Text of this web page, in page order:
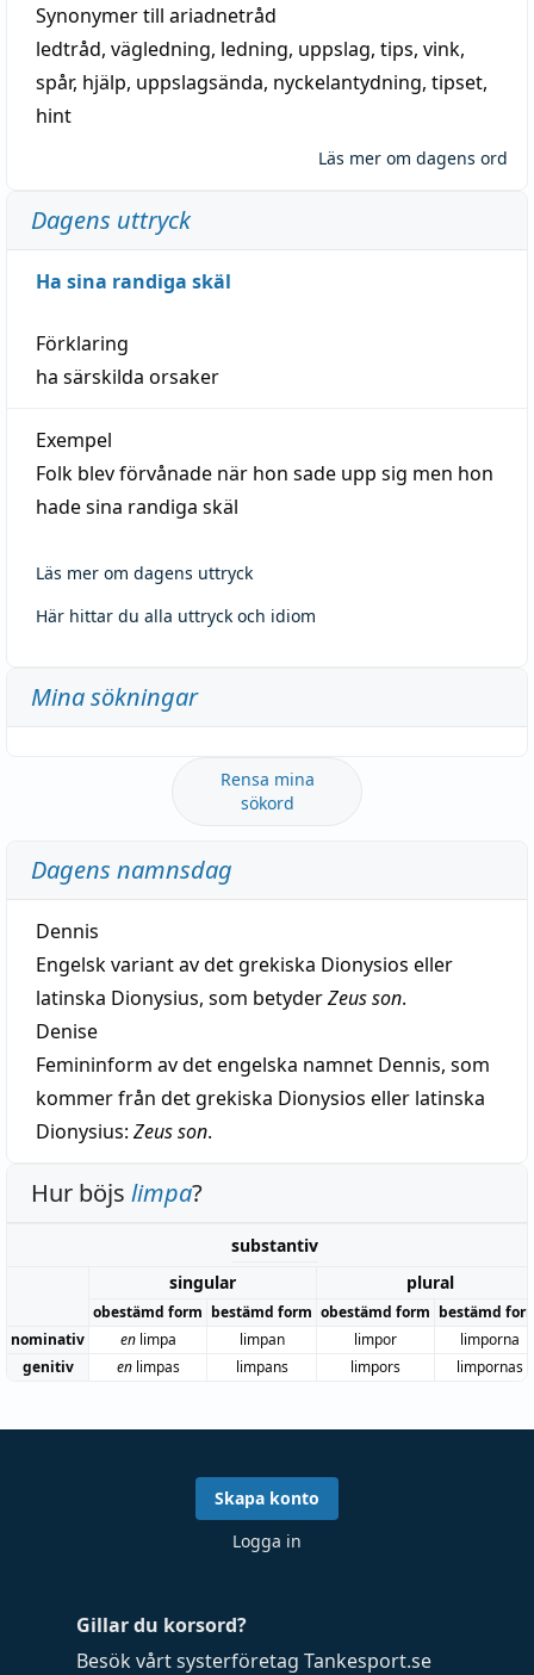
Synonymer till ariadnetråd
ledtråd, vägledning, ledning, uppslag, tips, vink,
spår, hjälp, uppslagsända, nyckelantydning, tipset,
hint
Läs mer om dagens ord
Dagens uttryck
Ha sina randiga skäl
Förklaring
ha särskilda orsaker
Exempel
Folk blev förvånade när hon sade upp sig men hon
hade sina randiga skäl
Läs mer om dagens uttryck
Här hittar du alla uttryck och idiom
Mina sökningar
Rensa mina
sökord
Dagens namnsdag
Dennis
Engelsk variant av det grekiska Dionysios eller
latinska Dionysius, som betyderZeus son.
Denise
Femininform av det engelska namnet Dennis, som
kommer från det grekiska Dionysios eller latinska
Dionysius: Zeus son.
Hur böjs limpa?
substantiv
singular
plural
obestämd form bestämd form obestämd form bestämd
nominativ
enlimpa limpan limpor
limporna
genitiv
enlimpas limpans limpors limpornas
Gillar du korsord?
Besök vårt systerföretag Tankesport.se
Skapa konto
Logga in